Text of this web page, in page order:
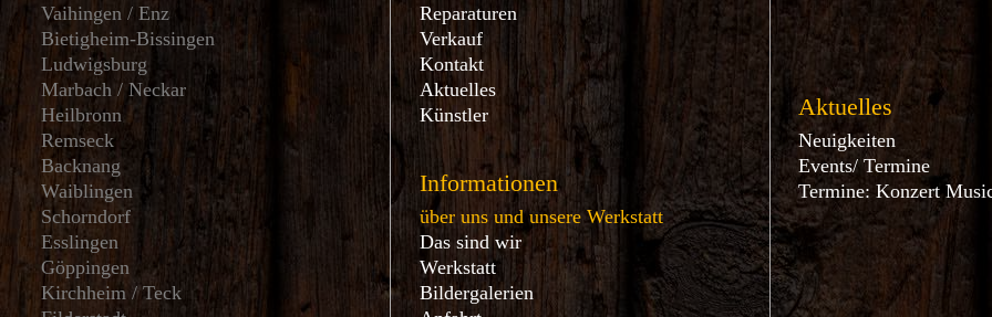
Vaihingen / Enz
Bietigheim-Bissingen
Ludwigsburg
Marbach / Neckar
Heilbronn
Remseck
Backnang
Waiblingen
Schorndorf
Esslingen
Göppingen
Kirchheim / Teck
Reparaturen
Verkauf
Kontakt
Aktuelles
Künstler
Informationen
über uns und unsere Werkstatt
Das sind wir
Werkstatt
Bildergalerien
Aktuelles
Neuigkeiten
Events/ Termine
Termine: Konzert